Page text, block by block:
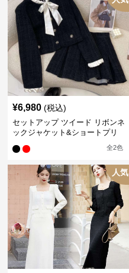
¥6,980 (税込)
セットアップ ツイード リボンネ
ックジャケット&ショートプリ
全2色
人気